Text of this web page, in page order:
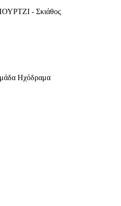
- Σκιάθος
Ηχόδραμα